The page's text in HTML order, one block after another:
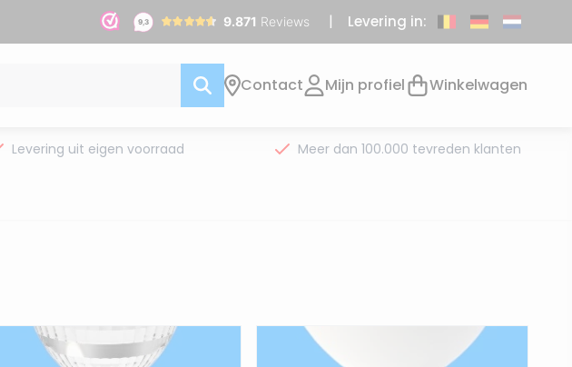
Levering in:
Contact Mijn profiel Winkelwagen
Levering uit eigen voorraad Meer dan 100.000 tevreden klanten